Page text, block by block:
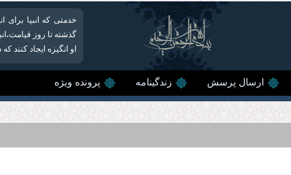
خدمتی که انبیا برای
گذشته تا روز
او انگیزه ایجاد کنند
ارسال پرسش زندگینامه پرونده ویژه